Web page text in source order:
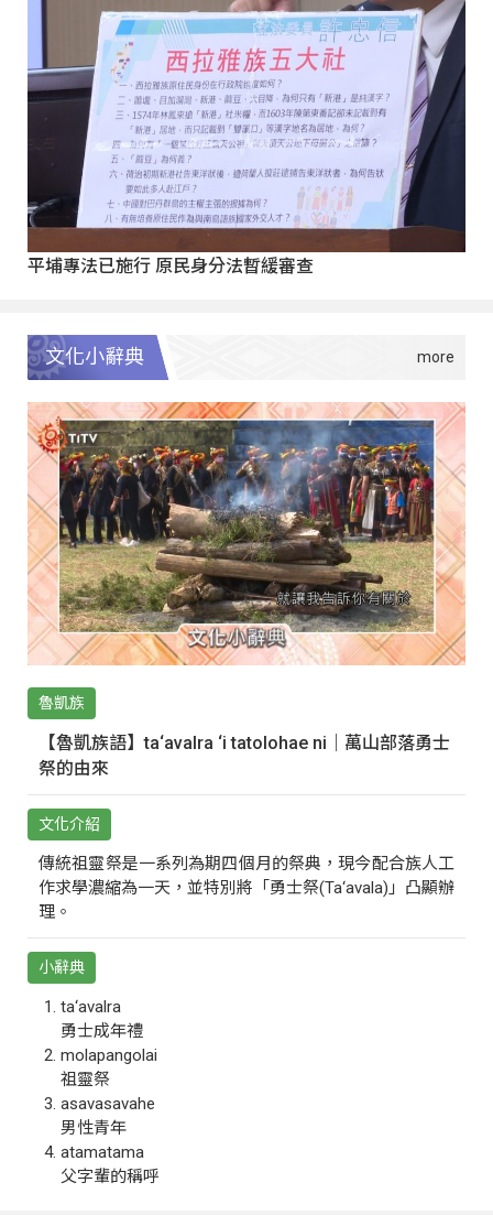
平埔專法已施行 原民身分法暫緩審查
文化小辭典
魯凱族
【魯凱族語】ta‘avalra ‘i tatolohae ni｜萬山部落勇士
祭的由來
文化介紹
傳統祖靈祭是一系列為期四個月的祭典，現今配合族人工
作求學濃縮為一天，並特別將「勇士祭(Ta‘avala)」凸顯辦
理。
小辭典
ta‘avalra
勇士成年禮
molapangolai
祖靈祭
asavasavahe
男性青年
atamatama
父字輩的稱呼